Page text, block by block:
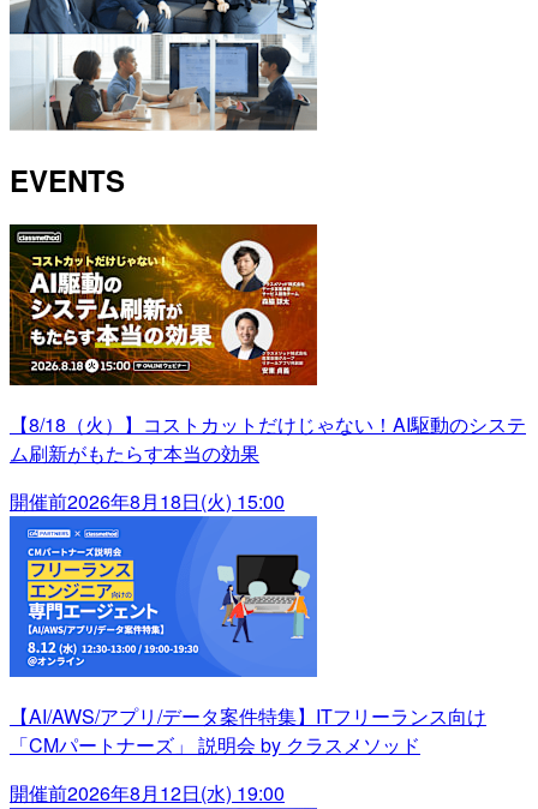
EVENTS
【8/18（火）】コストカットだけじゃない！AI駆動のシステ
ム刷新がもたらす本当の効果
開催前2026年8月18日(火) 15:00
【AI/AWS/アプリ/データ案件特集】ITフリーランス向け
「CMパートナーズ」 説明会 by クラスメソッド
開催前2026年8月12日(水) 19:00